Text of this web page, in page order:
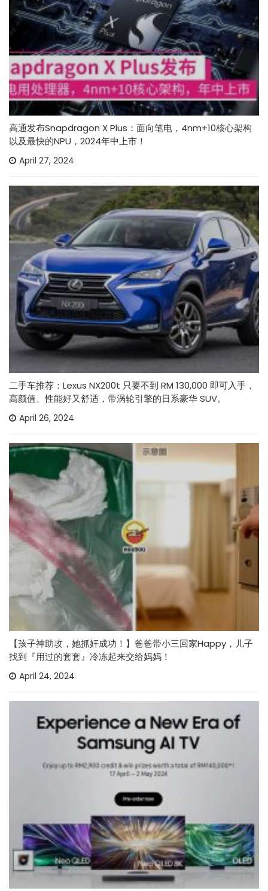
高通发布Snapdragon X Plus：面向笔电，4nm+10核心架构
以及最快的NPU，2024年中上市！
April 27, 2024
二手车推荐：Lexus NX200t 只要不到 RM 130,000 即可入手，
高颜值、性能好又舒适，带涡轮引擎的日系豪华 SUV。
April 26, 2024
【孩子神助攻，她抓奸成功！】爸爸带小三回家Happy，儿子
找到『用过的套套』冷冻起来交给妈妈！
April 24, 2024